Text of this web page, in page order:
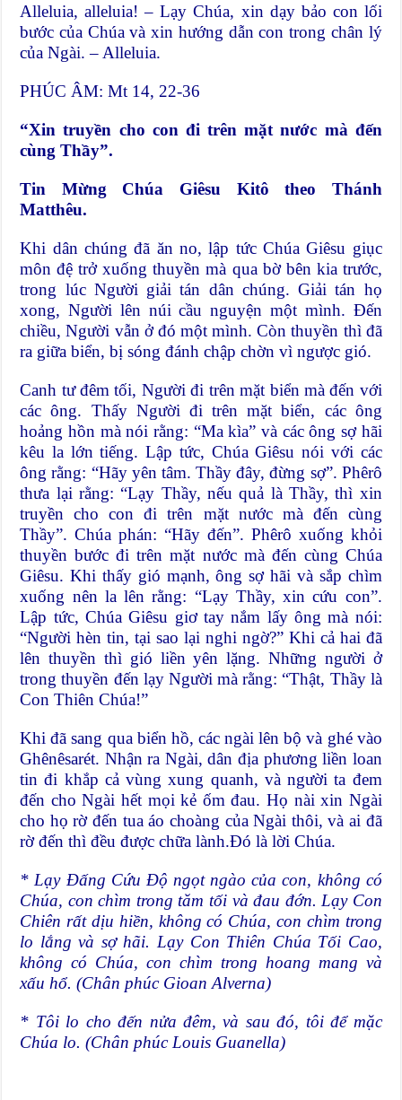
Alleluia, alleluia! – Lạy Chúa, xin dạy bảo con lối
bước của Chúa và xin hướng dẫn con trong chân lý
của Ngài. – Alleluia.
PHÚC ÂM: Mt 14, 22-36
“Xin truyền cho con đi trên mặt nước mà đến
cùng Thầy”.
Tin Mừng Chúa Giêsu Kitô theo Thánh
Matthêu.
Khi dân chúng đã ăn no, lập tức Chúa Giêsu giục
môn đệ trở xuống thuyền mà qua bờ bên kia trước,
trong lúc Người giải tán dân chúng. Giải tán họ
xong, Người lên núi cầu nguyện một mình. Đến
chiều, Người vẫn ở đó một mình. Còn thuyền thì đã
ra giữa biển, bị sóng đánh chập chờn vì ngược gió.
Canh tư đêm tối, Người đi trên mặt biển mà đến với
các ông. Thấy Người đi trên mặt biển, các ông
hoảng hồn mà nói rằng: “Ma kìa” và các ông sợ hãi
kêu la lớn tiếng. Lập tức, Chúa Giêsu nói với các
ông rằng: “Hãy yên tâm. Thầy đây, đừng sợ”. Phêrô
thưa lại rằng: “Lạy Thầy, nếu quả là Thầy, thì xin
truyền cho con đi trên mặt nước mà đến cùng
Thầy”. Chúa phán: “Hãy đến”. Phêrô xuống khỏi
thuyền bước đi trên mặt nước mà đến cùng Chúa
Giêsu. Khi thấy gió mạnh, ông sợ hãi và sắp chìm
xuống nên la lên rằng: “Lạy Thầy, xin cứu con”.
Lập tức, Chúa Giêsu giơ tay nắm lấy ông mà nói:
“Người hèn tin, tại sao lại nghi ngờ?” Khi cả hai đã
lên thuyền thì gió liền yên lặng. Những người ở
trong thuyền đến lạy Người mà rằng: “Thật, Thầy là
Con Thiên Chúa!”
Khi đã sang qua biển hồ, các ngài lên bộ và ghé vào
Ghênêsarét. Nhận ra Ngài, dân địa phương liền loan
tin đi khắp cả vùng xung quanh, và người ta đem
đến cho Ngài hết mọi kẻ ốm đau. Họ nài xin Ngài
cho họ rờ đến tua áo choàng của Ngài thôi, và ai đã
rờ đến thì đều được chữa lành.Đó là lời Chúa.
* Lạy Đấng Cứu Độ ngọt ngào của con, không có
Chúa, con chìm trong tăm tối và đau đớn. Lạy Con
Chiên rất dịu hiền, không có Chúa, con chìm trong
lo lắng và sợ hãi. Lạy Con Thiên Chúa Tối Cao,
không có Chúa, con chìm trong hoang mang và
xấu hổ. (Chân phúc Gioan Alverna)
* Tôi lo cho đến nửa đêm, và sau đó, tôi để mặc
Chúa lo. (Chân phúc Louis Guanella)